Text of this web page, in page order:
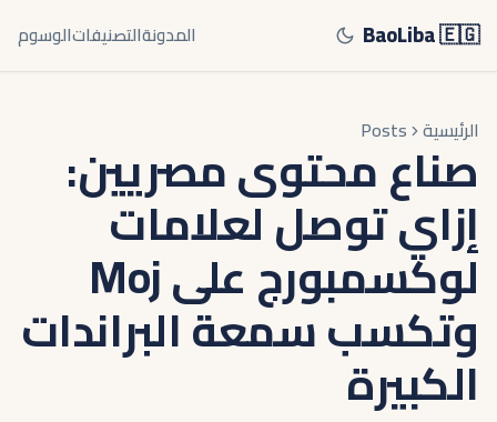
BaoLiba 🇪🇬 المدونةالتصنيفاتالوسوم
الرئيسية Posts
صناع محتوى مصريين:
إزاي توصل لعلامات
لوكسمبورج على Moj
وتكسب سمعة البراندات
الكبيرة